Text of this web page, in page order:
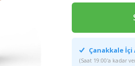
Çanakkale İçi
(Saat 19:00'a kadar